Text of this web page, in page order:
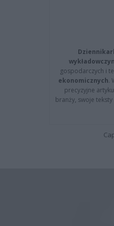
gospodarczych i
ekonomicznych.
precyzyjne
branży, swoje